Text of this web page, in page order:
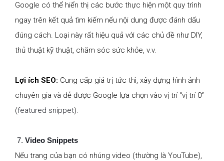
Google có thể hiển thị các bước thực hiện một quy trình
ngay trên kết quả tìm kiếm nếu nội dung được đánh dấu
đúng cách. Loại này rất hiệu quả với các chủ đề như DIY,
thủ thuật kỹ thuật, chăm sóc sức khỏe, v.v.
Lợi ích SEO: Cung cấp giá trị tức thì, xây dựng hình ảnh
chuyên gia và dễ được Google lựa chọn vào vị trí “vị trí 0”
(featured snippet).
Video Snippets
Nếu trang của bạn có nhúng video (thường là YouTube),